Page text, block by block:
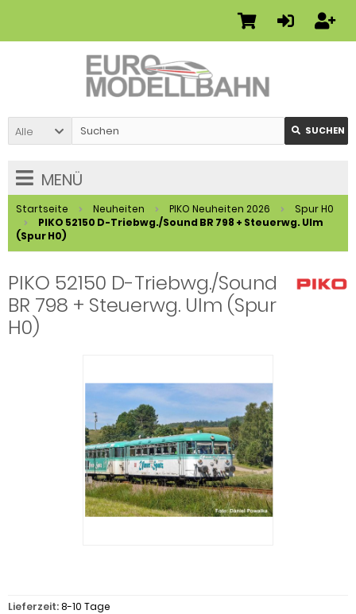
Alle SUCHEN
MENÜ
Startseite Neuheiten PIKO Neuheiten 2026
Spur H0
PIKO 52150 D-Triebwg./Sound BR 798 + Steuerwg. Ulm
(Spur H0)
PIKO 52150 D-Triebwg./Sound
BR 798 + Steuerwg. Ulm (Spur
H0)
Lieferzeit:8-10 Tage